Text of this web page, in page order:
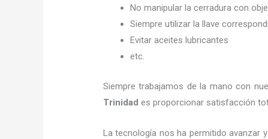
No manipular la cerradura con
Siempre utilizar la llave
Evitar aceites lubricantes
etc.
Siempre trabajamos de la mano con
Trinidad es proporcionar satisfacción
La tecnología nos ha permitido avanzar